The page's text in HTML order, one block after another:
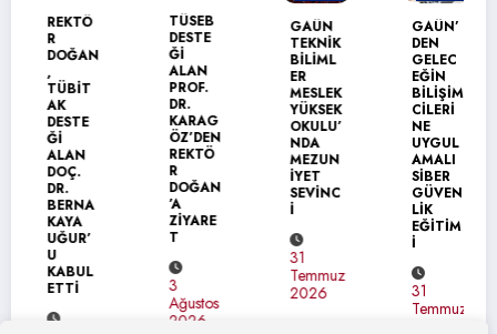
REKTÖ
R
DOĞAN
TÜBİT
AK
DESTE
Ğİ
ALAN
DOÇ.
DR.
BERNA
KAYA
UĞUR’
U
KABUL
ETTİ
TÜSEB
DESTE
Ğİ
ALAN
PROF.
DR.
KARAG
ÖZ’DEN
REKTÖ
R
DOĞAN
’A
ZİYARE
T
3
Ağustos
2026
GAÜN
TEKNİK
BİLİML
ER
MESLEK
YÜKSEK
OKULU’
NDA
MEZUN
İYET
SEVİNC
31
Temmuz
2026
GAÜN’
DEN
GELEC
EĞİN
BİLİŞİM
CİLERİ
NE
UYGUL
AMALI
SİBER
GÜVEN
LİK
EĞİTİM
31
Temmuz